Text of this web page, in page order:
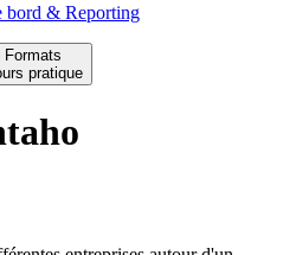
bord & Reporting
Formats
pratique